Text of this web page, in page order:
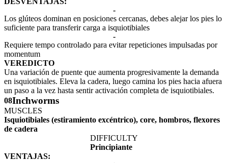
-
Los glúteos dominan en posiciones cercanas, debes alejar los pies lo
suficiente para transferir carga a isquiotibiales
-
Requiere tempo controlado para evitar repeticiones impulsadas por
momentum
VEREDICTO
Una variación de puente que aumenta progresivamente la demanda
en isquiotibiales. Eleva la cadera, luego camina los pies hacia afuera
un paso a la vez hasta sentir activación completa de isquiotibiales.
08Inchworms
MUSCLES
Isquiotibiales (estiramiento excéntrico), core, hombros, flexores
de cadera
DIFFICULTY
Principiante
VENTAJAS: